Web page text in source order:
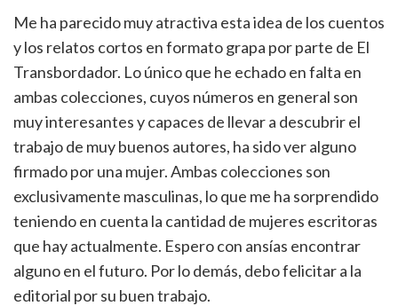
Me ha parecido muy atractiva esta idea de los cuentos
y los relatos cortos en formato grapa por parte de El
Transbordador. Lo único que he echado en falta en
ambas colecciones, cuyos números en general son
muy interesantes y capaces de llevar a descubrir el
trabajo de muy buenos autores, ha sido ver alguno
firmado por una mujer. Ambas colecciones son
exclusivamente masculinas, lo que me ha sorprendido
teniendo en cuenta la cantidad de mujeres escritoras
que hay actualmente. Espero con ansías encontrar
alguno en el futuro. Por lo demás, debo felicitar a la
editorial por su buen trabajo.